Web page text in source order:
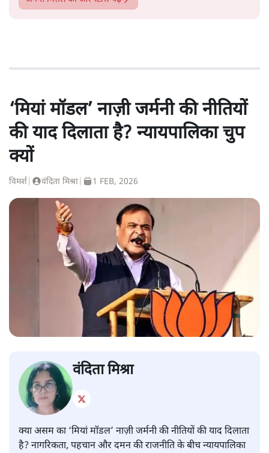
‘मियां मॉडल’ नाज़ी जर्मनी की नीतियों
की याद दिलाता है? न्यायपालिका चुप
क्यों
विमर्श वंदिता मिश्रा 1 FEB, 2026
वंदिता मिश्रा
क्या असम का ‘मियां मॉडल’ नाज़ी जर्मनी की नीतियों की याद दिलाता
है? नागरिकता, पहचान और दमन की राजनीति के बीच न्यायपालिका